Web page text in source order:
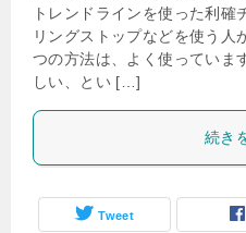
トレンドラインを使った利確
リングストップなどを使う人
つの方法は、よく使っていま
しい、とい […]
続き
Tweet